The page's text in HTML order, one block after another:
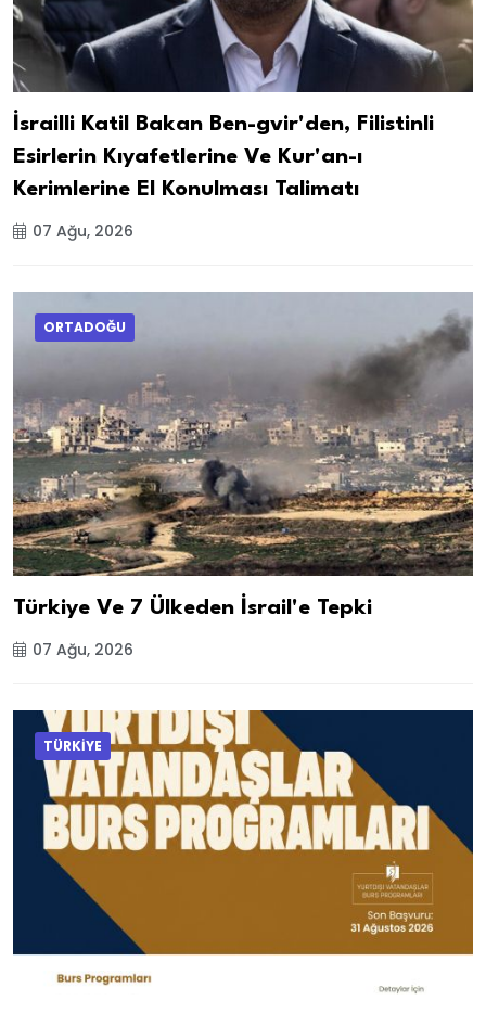
İsrailli Katil Bakan Ben-gvir'den, Filistinli
Esirlerin Kıyafetlerine Ve Kur'an-ı
Kerimlerine El Konulması Talimatı
07 Ağu, 2026
ORTADOĞU
Türkiye Ve 7 Ülkeden İsrail'e Tepki
07 Ağu, 2026
TÜRKİYE